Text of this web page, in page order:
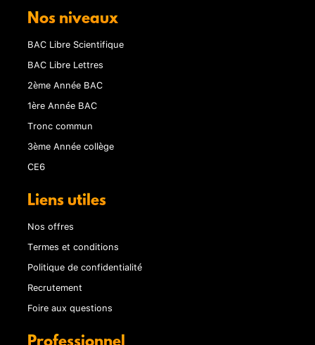
Nos niveaux
BAC Libre Scientifique
BAC Libre Lettres
2ème Année BAC
1ère Année BAC
Tronc commun
3ème Année collège
CE6
Liens utiles
Nos offres
Termes et conditions
Politique de confidentialité
Recrutement
Foire aux questions